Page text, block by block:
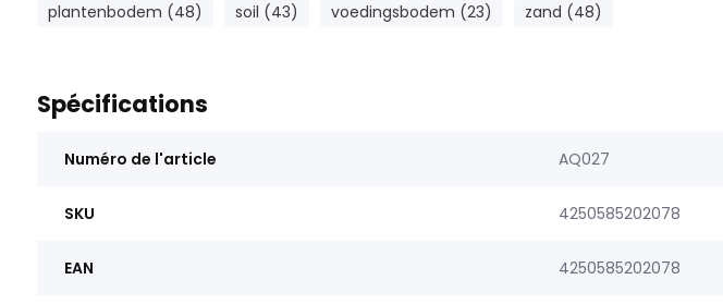
plantenbodem (48)
soil (43) voedingsbodem (23) zand (48)
Spécifications
Numéro de l'article AQ027
SKU 4250585202078
EAN 4250585202078